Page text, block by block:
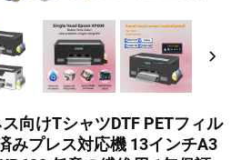
向けTシャツDTF PETフィル
みプレス対応機 13インチA3